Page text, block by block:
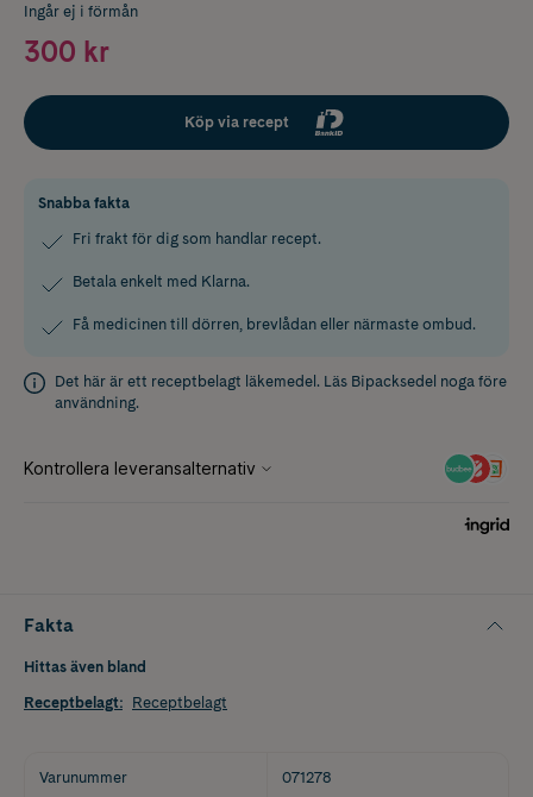
Ingår ej i förmån
300 kr
Köp via recept
Snabba fakta
Fri frakt för dig som handlar recept.
Betala enkelt med Klarna.
Få medicinen till dörren, brevlådan eller närmaste ombud.
Det här är ett receptbelagt läkemedel. Läs Bipacksedel noga före
användning.
Fakta
Hittas även bland
Receptbelagt: Receptbelagt
Varunummer 071278